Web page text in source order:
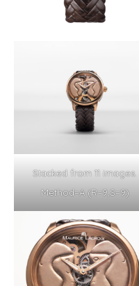
Stacked from 11 images.
Method=A (R=9,S=9)